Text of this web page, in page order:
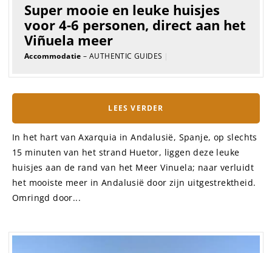
Super mooie en leuke huisjes
voor 4-6 personen, direct aan het
Viñuela meer
Accommodatie – AUTHENTIC GUIDES |
LEES VERDER
In het hart van Axarquia in Andalusië, Spanje, op slechts
15 minuten van het strand Huetor, liggen deze leuke
huisjes aan de rand van het Meer Vinuela; naar verluidt
het mooiste meer in Andalusië door zijn uitgestrektheid.
Omringd door...